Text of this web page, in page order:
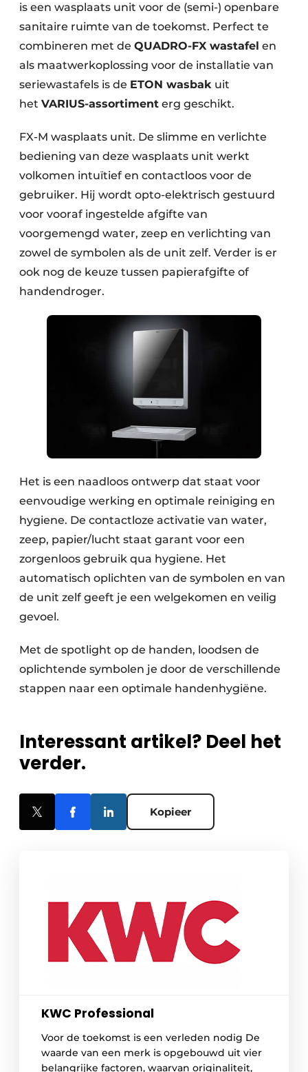
Warmtepompen
is een wasplaats unit voor de (semi-) openbare
sanitaire ruimte van de toekomst. Perfect te
combineren met de QUADRO-FX wastafel en
als maatwerkoplossing voor de installatie van
seriewastafels is de ETON wasbak uit
het VARIUS-assortiment erg geschikt.
FX-M wasplaats unit. De slimme en verlichte
bediening van deze wasplaats unit werkt
volkomen intuïtief en contactloos voor de
gebruiker. Hij wordt opto-elektrisch gestuurd
voor vooraf ingestelde afgifte van
voorgemengd water, zeep en verlichting van
zowel de symbolen als de unit zelf. Verder is er
ook nog de keuze tussen papierafgifte of
handendroger.
Het is een naadloos ontwerp dat staat voor
eenvoudige werking en optimale reiniging en
hygiene. De contactloze activatie van water,
zeep, papier/lucht staat garant voor een
zorgenloos gebruik qua hygiene. Het
automatisch oplichten van de symbolen en van
de unit zelf geeft je een welgekomen en veilig
gevoel.
Met de spotlight op de handen, loodsen de
oplichtende symbolen je door de verschillende
stappen naar een optimale handenhygiëne.
Interessant artikel? Deel het
verder.
Kopieer
KWC Professional
Voor de toekomst is een verleden nodig De
waarde van een merk is opgebouwd uit vier
belangrijke factoren, waarvan originaliteit,